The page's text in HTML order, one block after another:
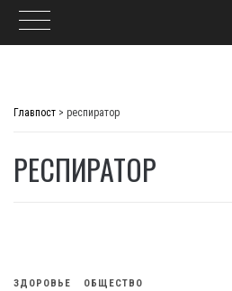
Главпост > респиратор
РЕСПИРАТОР
ЗДОРОВЬЕ ОБЩЕСТВО